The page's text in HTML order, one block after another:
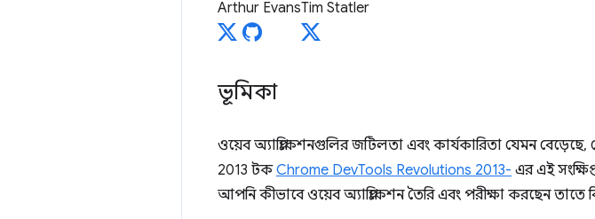
Arthur EvansTim Statler
ভূমিকা
ওয়েব অ্যাপ্লিকেশনগুলির জটিলতা এবং কার্যকারিতা যেমন
2013 টকChrome DevTools Revolutions 2013- এর এই
আপনি কীভাবে ওয়েব অ্যাপ্লিকেশন তৈরি এবং পরীক্ষা করছেন তাতে